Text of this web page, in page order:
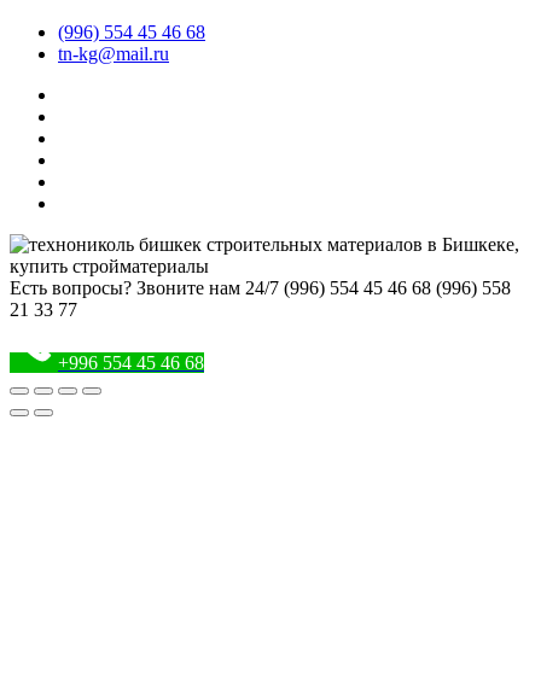
(996) 554 45 46 68
tn-kg@mail.ru
Есть вопросы? Звоните нам 24/7 (996) 554 45 46 68 (996) 558
21 33 77
+996 554 45 46 68